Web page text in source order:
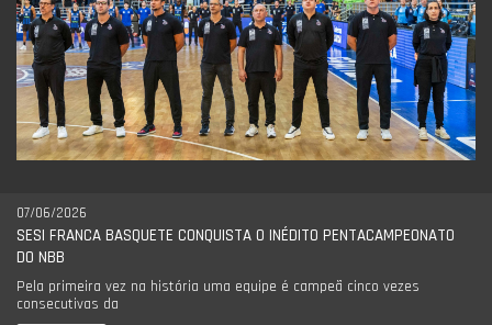
07/06/2026
SESI FRANCA BASQUETE CONQUISTA O INÉDITO PENTACAMPEONATO
DO NBB
Pela primeira vez na história uma equipe é campeã cinco vezes
consecutivas da